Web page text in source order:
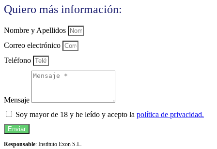
Quiero más información:
Nombre y Apellidos
Correo electrónico
Teléfono
Mensaje
Soy mayor de 18 y he leído y acepto la política de privacidad.
Enviar
Responsable: Instituto Exon S.L.